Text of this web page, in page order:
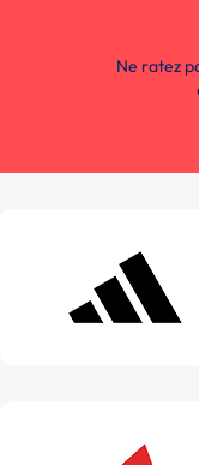
Ne ratez